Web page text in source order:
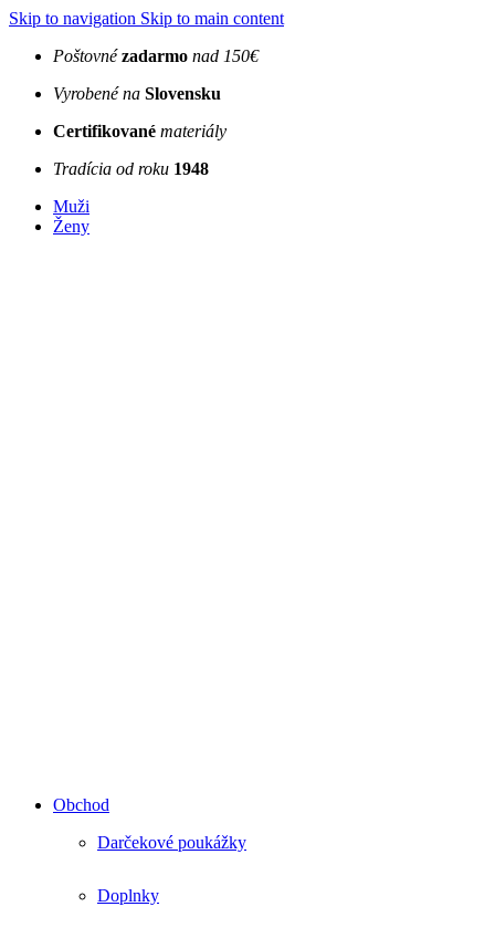
Skip to navigation Skip to main content
Poštovnézadarmo nad 150€
Vyrobené na Slovensku
Certifikované materiály
Tradícia od roku 1948
Muži
Ženy
Obchod
Darčekové poukážky
Doplnky